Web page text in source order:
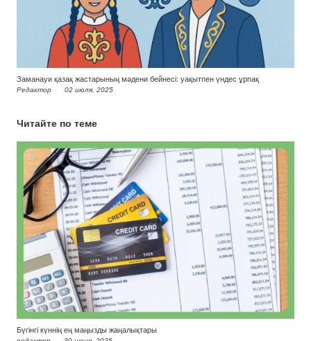
Заманауи қазақ жастарының мәдени бейнесі: уақытпен үндес ұрпақ
Редактор 02 июля, 2025
Читайте по теме
Бүгінгі күннің ең маңызды жаңалықтары